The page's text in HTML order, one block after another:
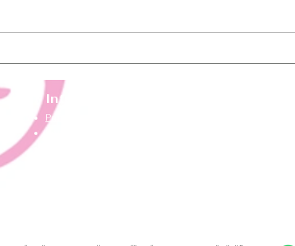
Inteligencia emocional
Para niños